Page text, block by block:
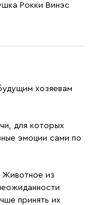
Рокки Винэс
хозяевам
для которых
эмоции сами по
Животное из
принять их